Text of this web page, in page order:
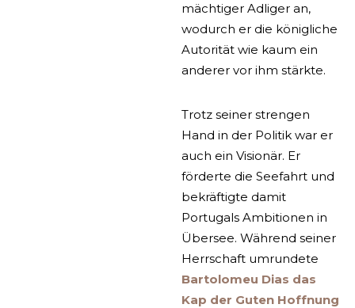
mächtiger Adliger an,
wodurch er die königliche
Autorität wie kaum ein
anderer vor ihm stärkte.
Trotz seiner strengen
Hand in der Politik war er
auch ein Visionär. Er
förderte die Seefahrt und
bekräftigte damit
Portugals Ambitionen in
Übersee. Während seiner
Herrschaft umrundete
Bartolomeu Dias das
Kap der Guten Hoffnung